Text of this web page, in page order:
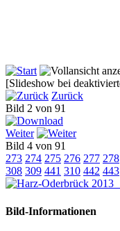
[Slideshow bei
Zurück
Bild 2 von 91
Weiter
Bild 4 von 91
273 274 275 276 277 278
308 309 441 310 442 443
Bild-Informationen